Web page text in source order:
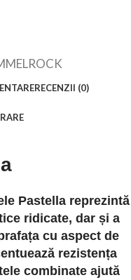
RECENZII (0)
Pastella reprezintă
ridicate, dar și a
cu aspect de
rezistența
combinate ajută